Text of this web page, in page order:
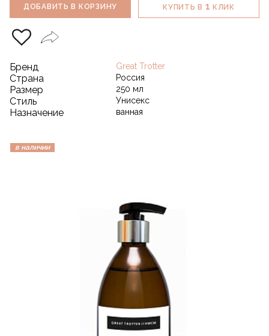
ДОБАВИТЬ В КОРЗИНУ КУПИТЬ В 1 КЛИК
Бренд Great Trotter
Страна Россия
Размер 250 мл
Стиль Унисекс
Назначение ванная
в наличии